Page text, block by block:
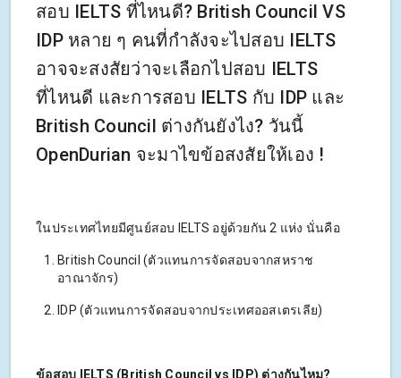
สอบ IELTS ที่ไหนดี? British Council VS
IDP หลาย ๆ คนที่กำลังจะไปสอบ IELTS
อาจจะสงสัยว่าจะเลือกไปสอบ IELTS
ที่ไหนดี และการสอบ IELTS กับ IDP และ
British Council ต่างกันยังไง? วันนี้
OpenDurian จะมาไขข้อสงสัยให้เอง !
ในประเทศไทยมีศูนย์สอบ IELTS อยู่ด้วยกัน 2 แห่ง นั่นคือ
British Council (ตัวแทนการจัดสอบจากสหราช
อาณาจักร)
IDP (ตัวแทนการจัดสอบจากประเทศออสเตรเลีย)
ข้อสอบ IELTS (British Council vs IDP) ต่างกันไหม?